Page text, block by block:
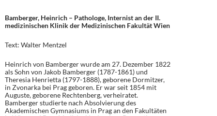
Bamberger, Heinrich – Pathologe, Internist an der II.
medizinischen Klinik der Medizinischen Fakultät Wien
Text: Walter Mentzel
Heinrich von Bamberger wurde am 27. Dezember 1822
als Sohn von Jakob Bamberger (1787-1861) und
Theresia Henrietta (1797-1888), geborene Dormitzer,
in Zvonarka bei Prag geboren. Er war seit 1854 mit
Auguste, geborene Rechtenberg, verheiratet.
Bamberger studierte nach Absolvierung des
Akademischen Gymnasiums in Prag an den Fakultäten